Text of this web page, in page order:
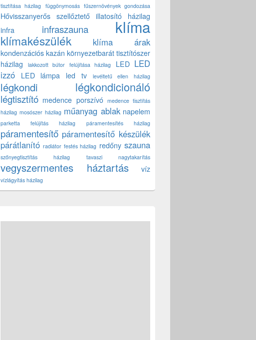
tisztítása házilag függönymosás fűszernövények gondozása
Hővisszanyerős szellőztető illatosító házilag
infra
infraszauna klíma
klímakészülék klíma árak
kondenzációs kazán környezetbarát tisztítószer
házilag
lakkozott bútor felújítása házilag LED LED
izzó
LED lámpa led tv levéltetű ellen házilag
légkondi légkondicionáló
légtisztító medence porszívó medence tisztítás
házilag mosószer házilag műanyag ablak napelem
parketta felújítás házilag páramentesítés házilag
páramentesítő páramentesítő készülék
párátlanító radiátor festés házilag redőny szauna
szőnyegtisztítás házilag tavaszi nagytakarítás
vegyszermentes háztartás víz
vízlágyítás házilag